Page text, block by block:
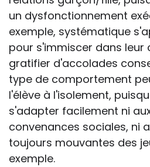
un dysfonctionnement
exemple, systématique
pour s'immiscer dans leur
gratifier d'accolades
type de comportement
l'élève à l'isolement,
s'adapter facilement ni
convenances sociales, ni
toujours mouvantes des
exemple.